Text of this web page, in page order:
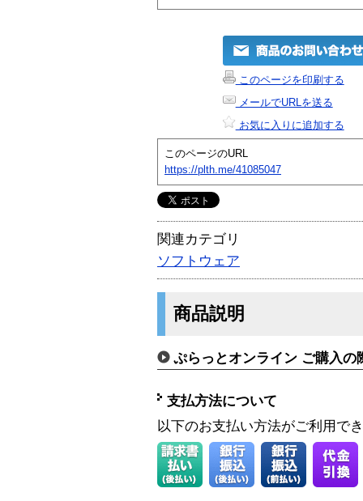
このページを印刷する
メールでURLを送る
お気に入りに追加する
このページのURL
https://plth.me/41085047
関連カテゴリ
ソフトウェア
商品説明
ぷらっとオンライン ご購入の
支払方法について
以下のお支払い方法がご利用で